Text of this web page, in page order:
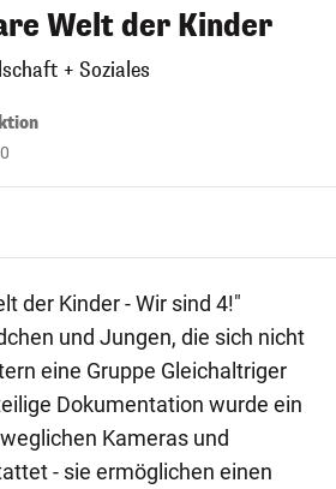
Welt der Kinder
+ Soziales
der Kinder - Wir sind 4!"
und Jungen, die sich nicht
eine Gruppe Gleichaltriger
Dokumentation wurde ein
Kameras und
- sie ermöglichen einen